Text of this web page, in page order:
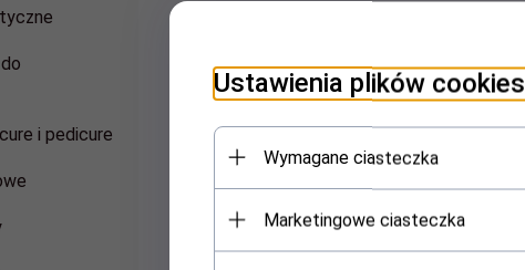
i pedicure
Ustawienia plików cookies
Wymagane ciasteczka
Marketingowe ciasteczka